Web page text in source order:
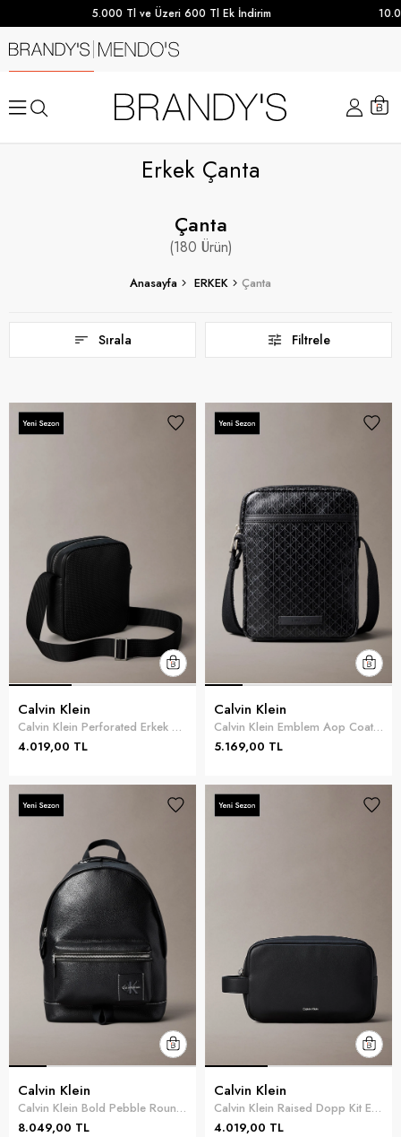
5.000 Tl ve Üzeri 600 Tl Ek İndirim 10.000 TL
Erkek Çanta
Çanta
180
Anasayfa ERKEK Çanta
Filtrele
Sırala
Calvin Klein
Calvin Klein Perforated Erkek Reporter Çanta Siyah
4.019,00 TL
Calvin Klein
Calvin Klein Emblem Aop Coated Slim Erkek Reporter Çanta Siyah
5.169,00 TL
Calvin Klein
Calvin Klein Bold Pebble Round Backpack Erkek Sırt Çantası Siyah
8.049,00 TL
Calvin Klein
Calvin Klein Raised Dopp Kit Erkek El Çantası Siyah
4.019,00 TL